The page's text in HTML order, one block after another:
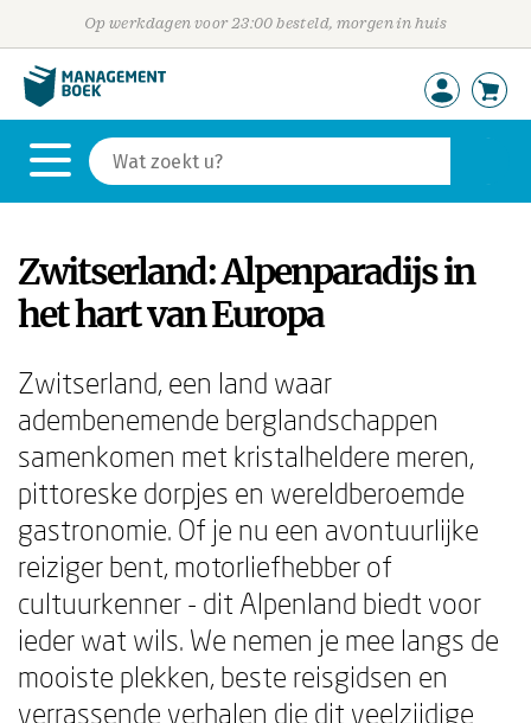
Op werkdagen voor 23:00 besteld, morgen in huis
Zwitserland: Alpenparadijs in
het hart van Europa
Zwitserland, een land waar
adembenemende berglandschappen
samenkomen met kristalheldere meren,
pittoreske dorpjes en wereldberoemde
gastronomie. Of je nu een avontuurlijke
reiziger bent, motorliefhebber of
cultuurkenner - dit Alpenland biedt voor
ieder wat wils. We nemen je mee langs de
mooiste plekken, beste reisgidsen en
verrassende verhalen die dit veelzijdige